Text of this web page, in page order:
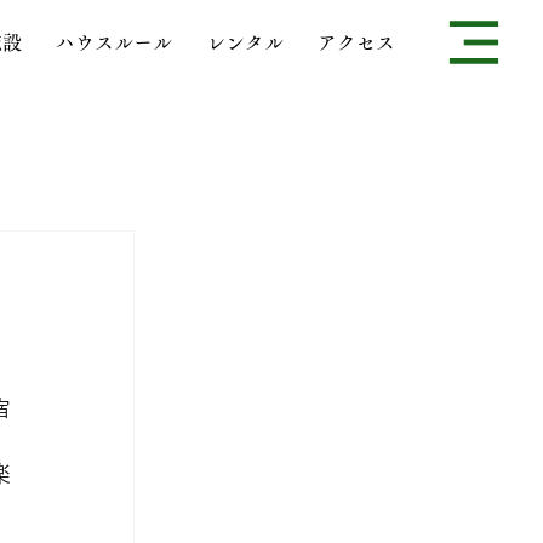
ハウスルール レンタル アクセス